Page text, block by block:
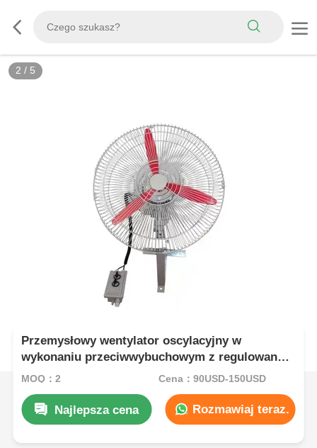
3 / 5
Przemysłowy wentylator oscylacyjny w
wykonaniu przeciwwybuchowym z regulowaną
oscylacją
MOQ：2 Cena：90USD-150USD
Najlepsza cena Rozmawiaj teraz.